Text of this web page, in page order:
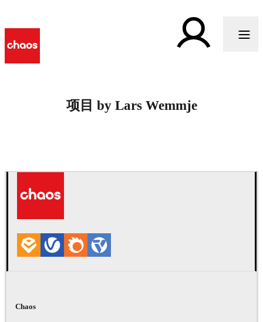
项目 by Lars Wemmje
Chaos